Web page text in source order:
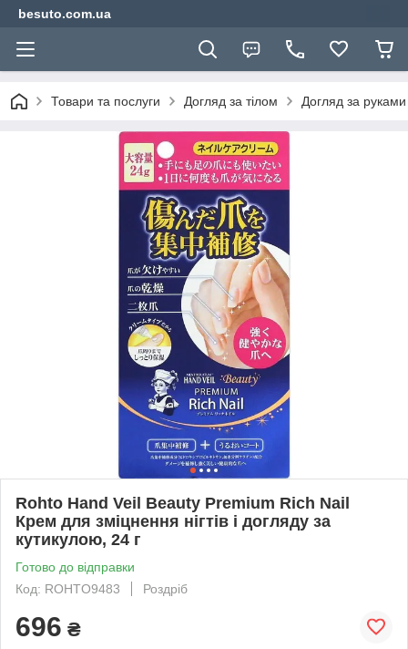
besuto.com.ua
Товари та послуги Догляд за тілом Догляд за руками
Rohto Hand Veil Beauty Premium Rich Nail
Крем для зміцнення нігтів і догляду за
кутикулою, 24 г
Готово до відправки
Код: ROHTO9483
Роздріб
696 ₴